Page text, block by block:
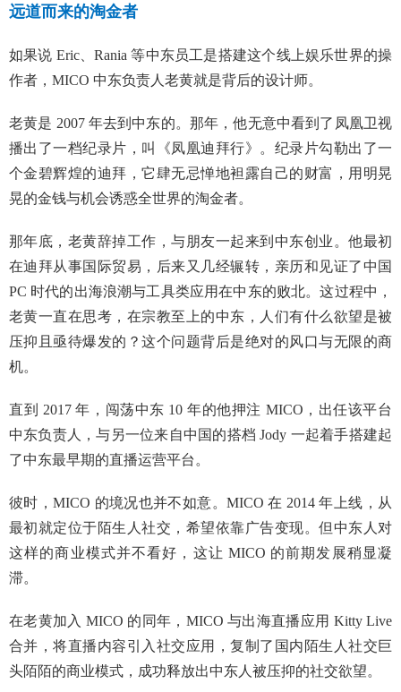
远道而来的淘金者
如果说 Eric、Rania 等中东员工是搭建这个线上娱乐世界的操
作者，MICO 中东负责人老黄就是背后的设计师。
老黄是 2007 年去到中东的。那年，他无意中看到了凤凰卫视
播出了一档纪录片，叫《凤凰迪拜行》。纪录片勾勒出了一
个金碧辉煌的迪拜，它肆无忌惮地袒露自己的财富，用明晃
晃的金钱与机会诱惑全世界的淘金者。
那年底，老黄辞掉工作，与朋友一起来到中东创业。他最初
在迪拜从事国际贸易，后来又几经辗转，亲历和见证了中国
PC 时代的出海浪潮与工具类应用在中东的败北。这过程中，
老黄一直在思考，在宗教至上的中东，人们有什么欲望是被
压抑且亟待爆发的？这个问题背后是绝对的风口与无限的商
机。
直到 2017 年，闯荡中东 10 年的他押注 MICO，出任该平台
中东负责人，与另一位来自中国的搭档 Jody 一起着手搭建起
了中东最早期的直播运营平台。
彼时，MICO 的境况也并不如意。MICO 在 2014 年上线，从
最初就定位于陌生人社交，希望依靠广告变现。但中东人对
这样的商业模式并不看好，这让 MICO 的前期发展稍显凝
滞。
在老黄加入 MICO 的同年，MICO 与出海直播应用 Kitty Live
合并，将直播内容引入社交应用，复制了国内陌生人社交巨
头陌陌的商业模式，成功释放出中东人被压抑的社交欲望。